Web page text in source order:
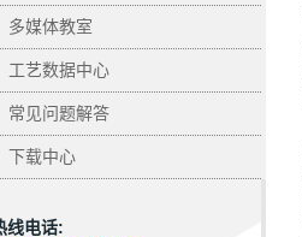
多媒体教室
工艺数据中心
常见问题解答
下载中心
线电话: